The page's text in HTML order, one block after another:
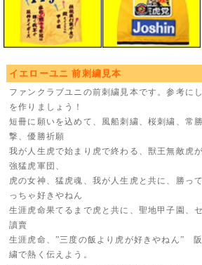
イエローユニ 前刺繍見本
ファンクラブユニの前刺繍見本です。参考に
を作りましょう！
短冊に願いを込めて、風船刺繍、桜刺繍、常
撃、優勝祈願
我が人生虎で始まり虎で終わる、獣王無敵虎
強猛虎軍団、
虎の女神、猛虎魂、我が人生虎と共に、勝っ
っちゃ好きやねん
生涯虎命果てるまで虎と共に、聖地甲子園、
讀賣
生涯虎命、”三度の飯より虎が好きやねん”
繍で熱く伝えよう。